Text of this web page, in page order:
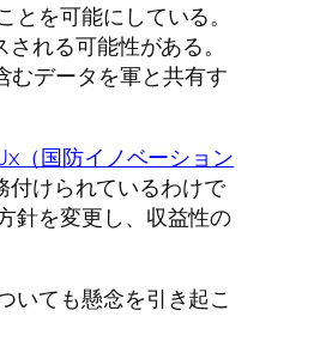
を可能にしている。
れる可能性がある。
むデータを軍と共有す
（国防イノベーション
付けられているわけで
針を変更し、収益性の
いても懸念を引き起こ